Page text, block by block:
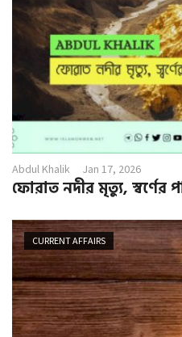
Abdul Khalik Jan 17, 2026
ফোরাত নদীর মৃত্যু, স্বর্ণের
CURRENT AFFAIRS